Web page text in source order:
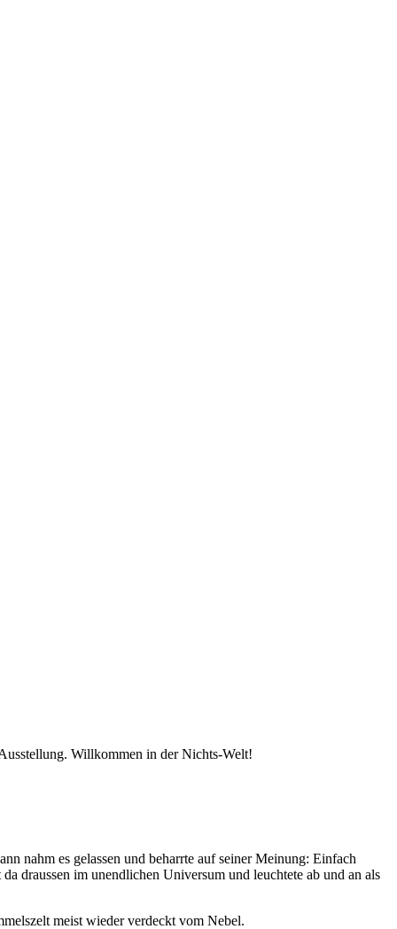
Willkommen in der Nichts-Welt!
nahm es gelassen und beharrte auf seiner Meinung: Einfach
draussen im unendlichen Universum und leuchtete ab und an als
meist wieder verdeckt vom Nebel.